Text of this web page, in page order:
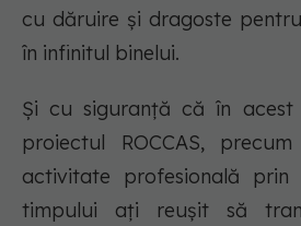
cu dăruire și dragoste
în infinitul binelui.
Și cu siguranță că în
proiectul ROCCAS,
activitate profesională
timpului ați reușit să